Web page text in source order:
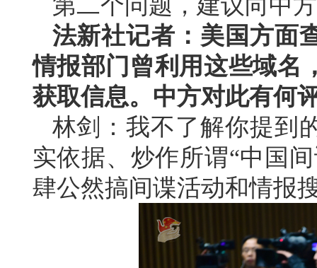
第二个问题，建议向中
法新社记者：美国方面
情报部门曾利用这些域名
获取信息。中方对此有何
林剑：我不了解你提到
实依据、炒作所谓“中国
肆公然搞间谍活动和情报